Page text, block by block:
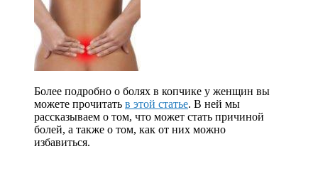
Более подробно о болях в копчике у женщин вы
можете прочитать в этой статье. В ней мы
рассказываем о том, что может стать причиной
болей, а также о том, как от них можно
избавиться.